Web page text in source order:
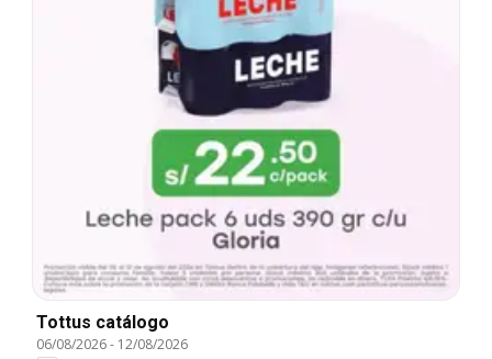
Tottus catálogo
06/08/2026- 12/08/2026